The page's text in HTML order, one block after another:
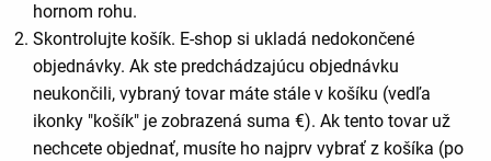
hornom rohu.
Skontrolujte košík. E-shop si ukladá nedokončené
objednávky. Ak ste predchádzajúcu objednávku
neukončili, vybraný tovar máte stále v košíku (vedľa
ikonky "košík" je zobrazená suma €). Ak tento tovar už
nechcete objednať, musíte ho najprv vybrať z košíka (po